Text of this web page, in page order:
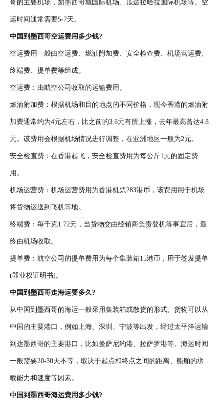
哥的主要机场，如墨西哥城国际机场、瓜达拉哈拉国际机场等。空
运时间通常需要5-7天。
中国到墨西哥空运费用多少钱?
空运费用一般由空运费、燃油附加费、安全检查费、机场营运费、
终端费、提单费等组成。
空运费：由航空公司收取的运输费用。
燃油附加费：根据机场和目的地点的不同价格，现今香港的燃油附
加费通常约为4元左右，比之前的3.6元有所上涨，去年最高曾达4.8
元。该费用会根据机场情况进行调整，在亚洲地区一般为2元。
安全检查费：在香港起飞，安全检查费用为每公斤1元的固定费
用。
机场运营费：机场运营费用为香港机票283港币，该费用用于机场
将货物运送到飞机等地。
终端费：每千克1.72元，当货物交由经销商负责登机等事宜后，最
终由机场收取。
提单费：航空公司的提单费用为每个集装箱15港币，用于签发提单
(即业权证明书)。
中国到墨西哥走海运要多久?
从中国到墨西哥的海运一般采用集装箱或散货的形式。货物可以从
中国的主要港口，例如上海、深圳、宁波等出发，经过太平洋运输
到达墨西哥的主要港口，比如曼萨尼约港、拉萨罗港等。海运时间
一般需要20-30天不等，取决于起点和终点之间的距离、船舶的承
载能力和速度等因素。
中国到墨西哥海运费用多少钱?